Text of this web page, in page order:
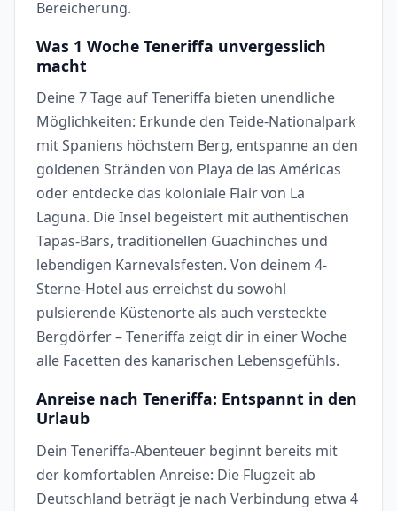
Bereicherung.
Was 1 Woche Teneriffa unvergesslich
macht
Deine 7 Tage auf Teneriffa bieten unendliche
Möglichkeiten: Erkunde den Teide-Nationalpark
mit Spaniens höchstem Berg, entspanne an den
goldenen Stränden von Playa de las Américas
oder entdecke das koloniale Flair von La
Laguna. Die Insel begeistert mit authentischen
Tapas-Bars, traditionellen Guachinches und
lebendigen Karnevalsfesten. Von deinem 4-
Sterne-Hotel aus erreichst du sowohl
pulsierende Küstenorte als auch versteckte
Bergdörfer – Teneriffa zeigt dir in einer Woche
alle Facetten des kanarischen Lebensgefühls.
Anreise nach Teneriffa: Entspannt in den
Urlaub
Dein Teneriffa-Abenteuer beginnt bereits mit
der komfortablen Anreise: Die Flugzeit ab
Deutschland beträgt je nach Verbindung etwa 4